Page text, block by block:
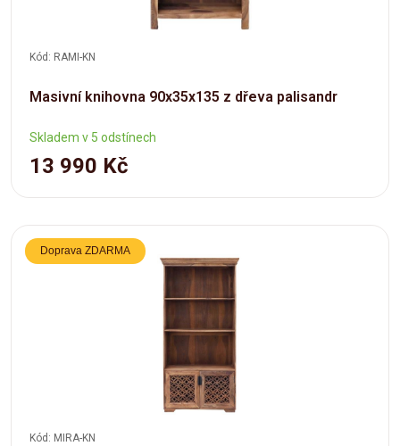
Kód: RAMI-KN
Masivní knihovna 90x35x135 z dřeva palisandr
Skladem v 5 odstínech
13 990 Kč
Doprava ZDARMA
Kód: MIRA-KN